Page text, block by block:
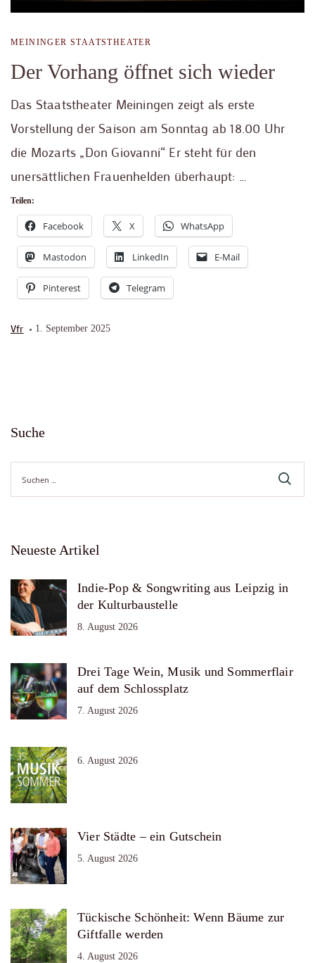
MEININGER STAATSTHEATER
Der Vorhang öffnet sich wieder
Das Staatstheater Meiningen zeigt als erste
Vorstellung der Saison am Sonntag ab 18.00 Uhr
die Mozarts „Don Giovanni“ Er steht für den
unersättlichen Frauenhelden überhaupt: …
Teilen:
Facebook X WhatsApp
Mastodon LinkedIn E-Mail
Pinterest Telegram
Vfr 1. September 2025
Suche
nach:
Neueste Artikel
Indie-Pop & Songwriting aus Leipzig in
der Kulturbaustelle
8. August 2026
Drei Tage Wein, Musik und Sommerflair
auf dem Schlossplatz
7. August 2026
6. August 2026
Vier Städte – ein Gutschein
5. August 2026
Tückische Schönheit: Wenn Bäume zur
Giftfalle werden
4. August 2026